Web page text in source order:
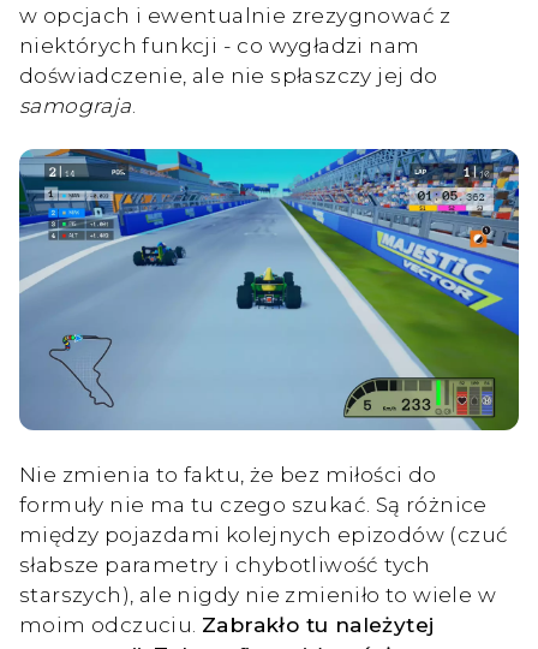
w opcjach i ewentualnie zrezygnować z
niektórych funkcji - co wygładzi nam
doświadczenie, ale nie spłaszczy jej do
samograja
Nie zmienia to faktu, że bez miłości do
formuły nie ma tu czego szukać. Są różnice
między pojazdami kolejnych epizodów (czuć
słabsze parametry i chybotliwość tych
starszych), ale nigdy nie zmieniło to wiele w
moim odczuciu. Zabrakło tu należytej